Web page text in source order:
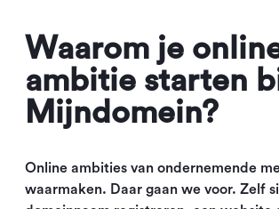
Waarom je
ambitie starten
Mijndomein?
Online ambities van ondernemende
waarmaken. Daar gaan we voor. Zelf